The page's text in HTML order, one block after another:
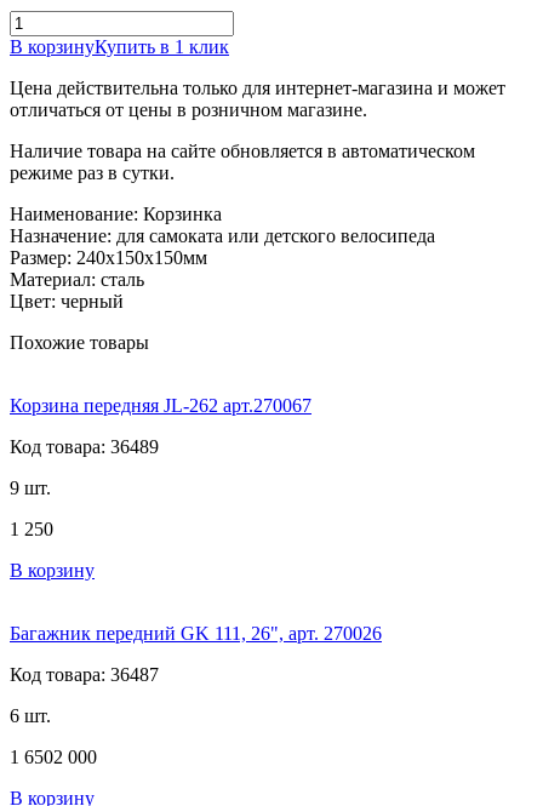
В корзинуКупить в 1 клик
Цена действительна только для интернет-магазина и может
отличаться от цены в розничном магазине.
Наличие товара на сайте обновляется в автоматическом
режиме раз в сутки.
Наименование: Корзинка
Назначение: для самоката или детского велосипеда
Размер: 240x150x150мм
Материал: сталь
Цвет: черный
Похожие товары
Корзина передняя JL-262 арт.270067
Код товара: 36489
9 шт.
1 250
В корзину
Багажник передний GK 111, 26", арт. 270026
Код товара: 36487
6 шт.
1 6502 000
В корзину